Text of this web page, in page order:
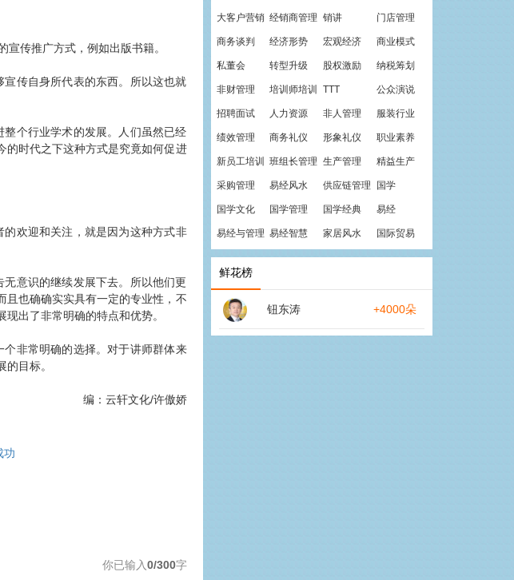
宣传推广方式，例如出版书籍。
传自身所代表的东西。所以这也就
个行业学术的发展。人们虽然已经
的时代之下这种方式是究竟如何促进
欢迎和关注，就是因为这种方式非
意识的继续发展下去。所以他们更
且也确确实实具有一定的专业性，不
出了非常明确的特点和优势。
非常明确的选择。对于讲师群体来
目标。
编：云轩文化/许傲娇
功
你已输入0/300字
大客户营销 经销商管理 销讲 门店管理
商务谈判 经济形势 宏观经济 商业模式
私董会 转型升级 股权激励 纳税筹划
非财管理 培训师培训 TTT 公众演说
招聘面试 人力资源 非人管理 服装行业
绩效管理 商务礼仪 形象礼仪 职业素养
新员工培训 班组长管理 生产管理 精益生产
采购管理 易经风水 供应链管理 国学
国学文化 国学管理 国学经典 易经
易经与管理 易经智慧 家居风水 国际贸易
鲜花榜
钮东涛 +4000朵